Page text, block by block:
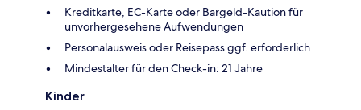
Kreditkarte, EC-Karte oder Bargeld-Kaution für
unvorhergesehene Aufwendungen
Personalausweis oder Reisepass ggf. erforderlich
Mindestalter für den Check-in: 21 Jahre
Kinder